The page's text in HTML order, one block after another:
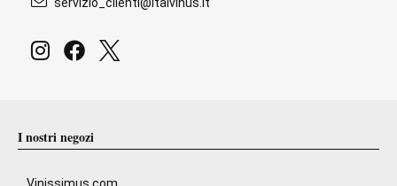
I nostri negozi